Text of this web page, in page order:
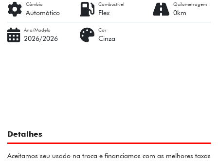
Câmbio
Automático
Combustível
Flex
Quilometragem
0km
Ano/Modelo
2026/2026
Cor
Cinza
Detalhes
Aceitamos seu usado na troca e financiamos com as melhores taxas